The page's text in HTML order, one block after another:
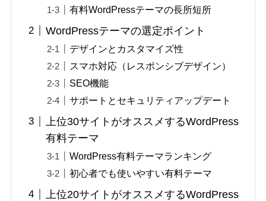
有料WordPressテーマの長所短所
WordPressテーマの選定ポイント
デザインとカスタマイズ性
スマホ対応（レスポンシブデザイン）
SEO機能
サポートとセキュリティアップデート
上位30サイトがオススメするWordPress
有料テーマ
WordPress有料テーマランキング
初心者でも使いやすい有料テーマ
上位20サイトがオススメするWordPress